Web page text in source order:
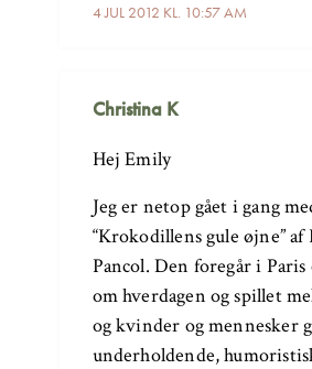
4 JUL 2012 KL. 10:57 AM
Christina K
Hej Emily
Jeg er netop gået i gang
“Krokodillens gule øjne”
Pancol. Den foregår i Paris
om hverdagen og spillet
og kvinder og mennesker
underholdende,